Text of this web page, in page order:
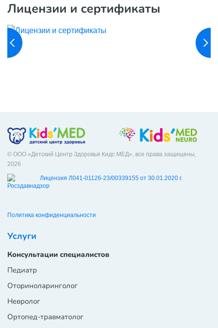
Лицензии и сертификаты
© ООО «Детский Центр Здоровья Кидс МЕД», все права защищены,
2026
Лицензия Л041-01126-23/00339155 от 30.01.2020 г.
Политика конфиденциальности
Услуги
Консультации специалистов
Педиатр
Оториноларинголог
Невролог
Ортопед-травматолог